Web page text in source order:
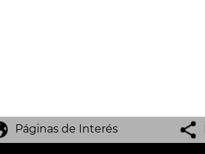
Páginas de Interés